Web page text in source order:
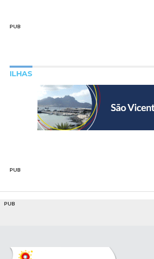
PUB
ILHAS
PUB
PUB